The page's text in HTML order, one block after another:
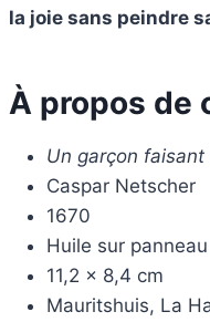
la joie sans peindre
À propos
Un garçon
Caspar Netscher
1670
Huile sur panneau
11,2 × 8,4 cm
Mauritshuis, La